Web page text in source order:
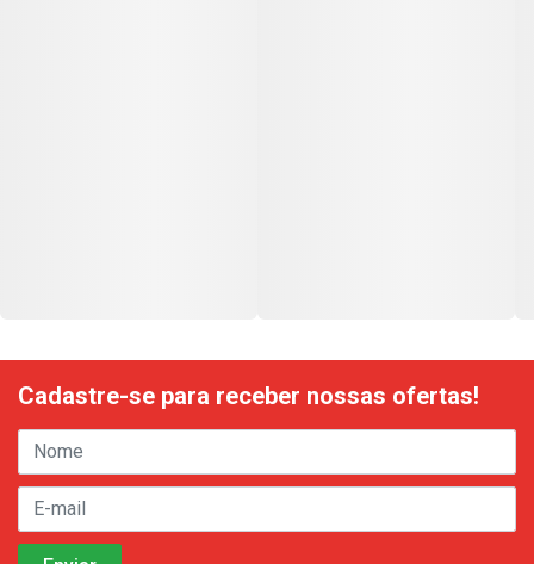
Cadastre-se para receber nossas ofertas!